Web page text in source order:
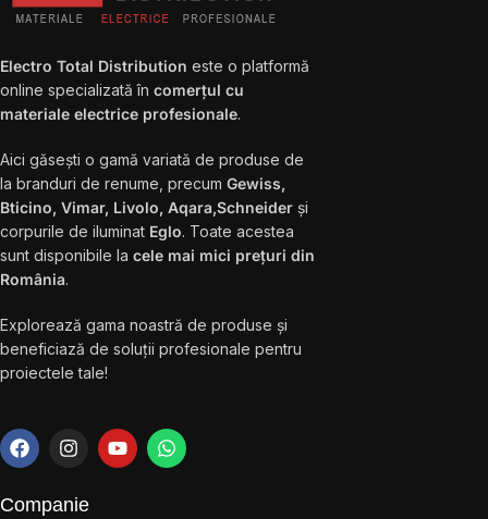
Electro Total Distribution este o platformă
online specializată în comerțul cu
materiale electrice profesionale.
Aici găsești o gamă variată de produse de
la branduri de renume, precum Gewiss,
Bticino, Vimar, Livolo, Aqara,Schneider și
corpurile de iluminat Eglo. Toate acestea
sunt disponibile la cele mai mici prețuri din
România.
Explorează gama noastră de produse și
beneficiază de soluții profesionale pentru
proiectele tale!
Companie